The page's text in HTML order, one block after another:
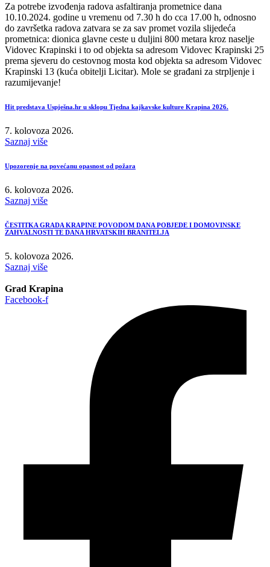
Za potrebe izvođenja radova asfaltiranja prometnice dana
10.10.2024. godine u vremenu od 7.30 h do cca 17.00 h, odnosno
do završetka radova zatvara se za sav promet vozila slijedeća
prometnica: dionica glavne ceste u duljini 800 metara kroz naselje
Vidovec Krapinski i to od objekta sa adresom Vidovec Krapinski 25
prema sjeveru do cestovnog mosta kod objekta sa adresom Vidovec
Krapinski 13 (kuća obitelji Licitar). Mole se građani za strpljenje i
razumijevanje!
Hit predstava Uspješna.hr u sklopu Tjedna kajkavske kulture Krapina 2026.
7. kolovoza 2026.
Saznaj više
Upozorenje na povećanu opasnost od požara
6. kolovoza 2026.
Saznaj više
ČESTITKA GRADA KRAPINE POVODOM DANA POBJEDE I DOMOVINSKE
ZAHVALNOSTI TE DANA HRVATSKIH BRANITELJA
5. kolovoza 2026.
Saznaj više
Grad Krapina
Facebook-f